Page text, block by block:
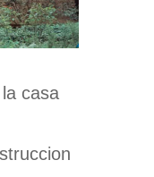
casa